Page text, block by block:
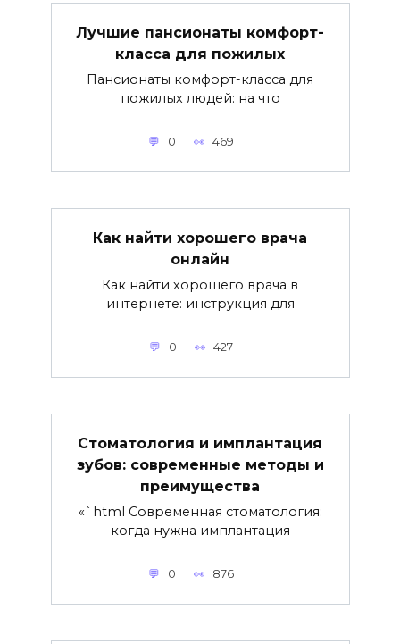
Лучшие пансионаты комфорт-
класса для пожилых
Пансионаты комфорт-класса для
пожилых людей: на что
0 469
Как найти хорошего врача
онлайн
Как найти хорошего врача в
интернете: инструкция для
0 427
Стоматология и имплантация
зубов: современные методы и
преимущества
«`html Современная стоматология:
когда нужна имплантация
0 876